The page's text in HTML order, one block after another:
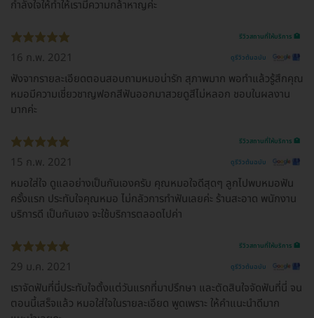
กำลังใจให้ทำให้เรามีความกล้าหาญค่ะ
รีวิวสถานที่ให้บริการ 🏥
16 ก.พ. 2021 ดูรีวิวต้นฉบับ
ฟังจากรายละเอียดตอนสอบถามหมอน่ารัก สุภาพมาก พอทำแล้วรู้สึกคุณ
หมอมีความเชี่ยวชาญฟอกสีฟันออกมาสวยดูสีไม่หลอก ชอบในผลงาน
มากค่ะ
รีวิวสถานที่ให้บริการ 🏥
15 ก.พ. 2021 ดูรีวิวต้นฉบับ
หมอใส่ใจ ดูแลอย่างเป็นกันเองครับ คุณหมอใจดีสุดๆ ลูกไปพบหมอฟัน
ครั้งแรก ประทับใจคุณหมอ ไม่กลัวการทำฟันเลยค่ะ ร้านสะอาด พนักงาน
บริการดี เป็นกันเอง จะใช้บริการตลอดไปค่า
รีวิวสถานที่ให้บริการ 🏥
29 ม.ค. 2021 ดูรีวิวต้นฉบับ
เราจัดฟันที่นี่ประทับใจตั้งแต่วันแรกที่มาปรึกษา และตัดสินใจจัดฟันที่นี่ จน
ตอนนี้เสร็จแล้ว หมอใส่ใจในรายละเอียด พูดเพราะ ให้คำแนะนำดีมาก